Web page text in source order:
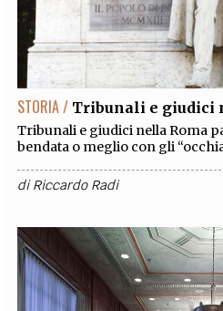
STORIA / Tribunali e giudici
Tribunali e giudici nella Roma
bendata o meglio con gli
diRiccardo Radi